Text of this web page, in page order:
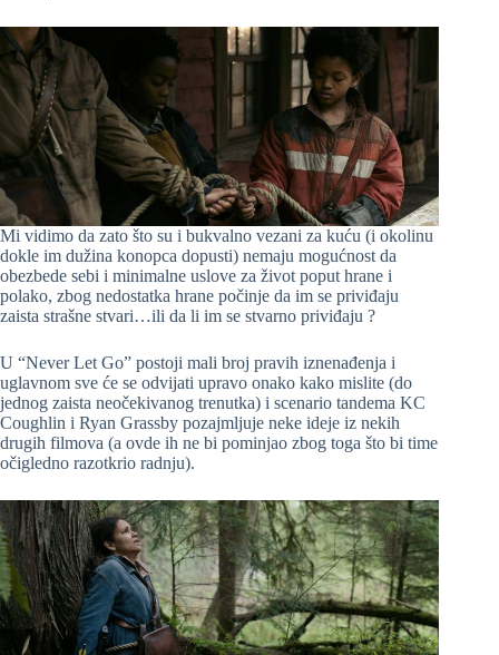
Mi vidimo da zato što su i bukvalno vezani za kuću (i okolinu
dokle im dužina konopca dopusti) nemaju mogućnost da
obezbede sebi i minimalne uslove za život poput hrane i
polako, zbog nedostatka hrane počinje da im se priviđaju
zaista strašne stvari…ili da li im se stvarno priviđaju ?
U “Never Let Go” postoji mali broj pravih iznenađenja i
uglavnom sve će se odvijati upravo onako kako mislite (do
jednog zaista neočekivanog trenutka) i scenario tandema KC
Coughlin i Ryan Grassby pozajmljuje neke ideje iz nekih
drugih filmova (a ovde ih ne bi pominjao zbog toga što bi time
očigledno razotkrio radnju).